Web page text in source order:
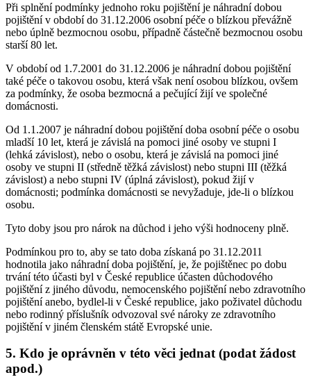
Při splnění podmínky jednoho roku pojištění je náhradní dobou
pojištění v období do 31.12.2006 osobní péče o blízkou převážně
nebo úplně bezmocnou osobu, případně částečně bezmocnou osobu
starší 80 let.
V období od 1.7.2001 do 31.12.2006 je náhradní dobou pojištění
také péče o takovou osobu, která však není osobou blízkou, ovšem
za podmínky, že osoba bezmocná a pečující žijí ve společné
domácnosti.
Od 1.1.2007 je náhradní dobou pojištění doba osobní péče o osobu
mladší 10 let, která je závislá na pomoci jiné osoby ve stupni I
(lehká závislost), nebo o osobu, která je závislá na pomoci jiné
osoby ve stupni II (středně těžká závislost) nebo stupni III (těžká
závislost) a nebo stupni IV (úplná závislost), pokud žijí v
domácnosti; podmínka domácnosti se nevyžaduje, jde-li o blízkou
osobu.
Tyto doby jsou pro nárok na důchod i jeho výši hodnoceny plně.
Podmínkou pro to, aby se tato doba získaná po 31.12.2011
hodnotila jako náhradní doba pojištění, je, že pojištěnec po dobu
trvání této účasti byl v České republice účasten důchodového
pojištění z jiného důvodu, nemocenského pojištění nebo zdravotního
pojištění anebo, bydlel-li v České republice, jako poživatel důchodu
nebo rodinný příslušník odvozoval své nároky ze zdravotního
pojištění v jiném členském státě Evropské unie.
5. Kdo je oprávněn v této věci jednat (podat žádost
apod.)